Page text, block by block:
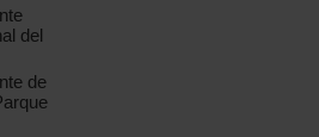
del
de